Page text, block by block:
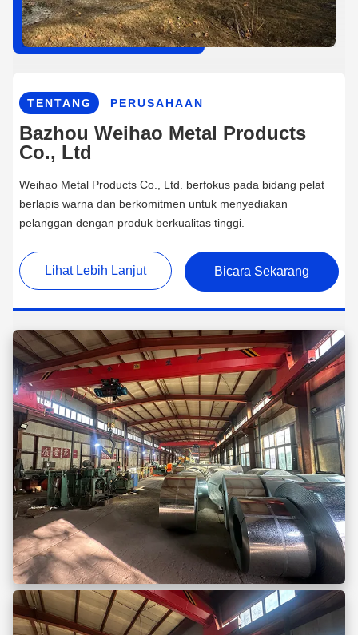
TENTANG PERUSAHAAN
Bazhou Weihao Metal Products
Co., Ltd
Weihao Metal Products Co., Ltd. berfokus pada bidang pelat
berlapis warna dan berkomitmen untuk menyediakan
pelanggan dengan produk berkualitas tinggi.
Lihat Lebih Lanjut Bicara Sekarang